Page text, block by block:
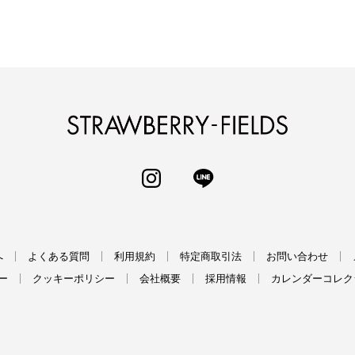
INSTAGRAM
よくある質問 利用規約 特定商取引法 お問い合わせ
クッキーポリシー 会社概要 採用情報 カレンダーコレ